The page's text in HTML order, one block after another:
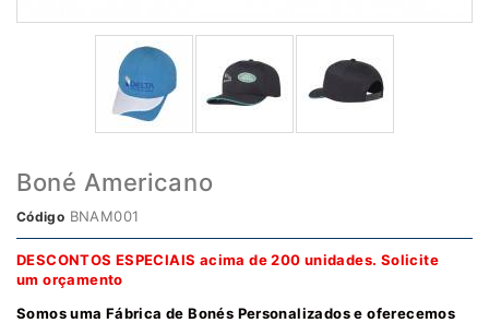
Boné Americano
Código BNAM001
DESCONTOS ESPECIAIS acima de 200 unidades. Solicite
um orçamento
Somos uma Fábrica de Bonés Personalizados e oferecemos